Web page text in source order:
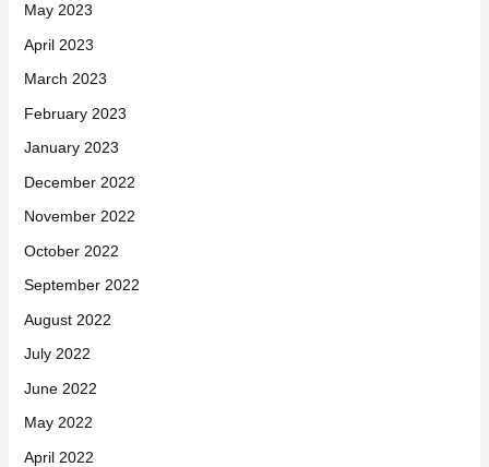
May 2023
April 2023
March 2023
February 2023
January 2023
December 2022
November 2022
October 2022
September 2022
August 2022
July 2022
June 2022
May 2022
April 2022